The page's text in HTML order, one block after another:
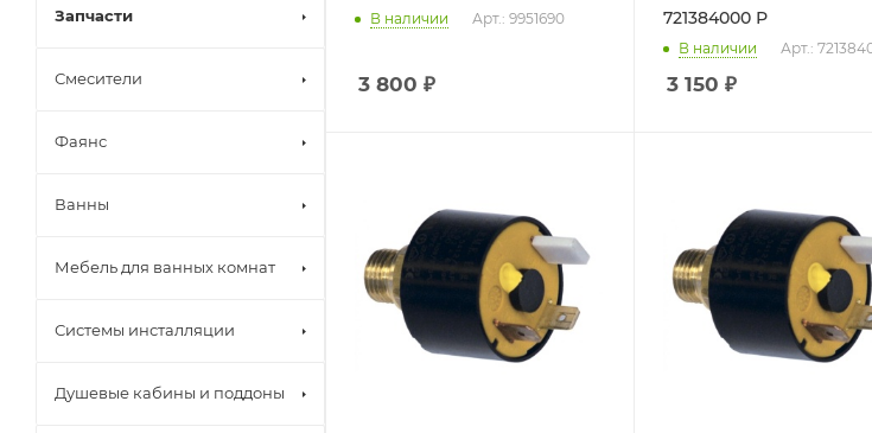
В наличии Арт.: 9951690
3 800 ₽
721384000 Р
В наличии Арт.:
3 150 ₽
Запчасти
Смесители
Фаянс
Ванны
Мебель для ванных комнат
Системы инсталляции
Душевые кабины и поддоны